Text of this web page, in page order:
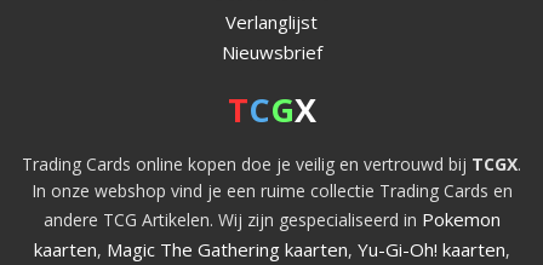
Verlanglijst
Nieuwsbrief
TCGX
Trading Cards online kopen doe je veilig en vertrouwd bij TCGX.
In onze webshop vind je een ruime collectie Trading Cards en
andere TCG Artikelen. Wij zijn gespecialiseerd in Pokemon
kaarten, Magic The Gathering kaarten, Yu-Gi-Oh! kaarten,